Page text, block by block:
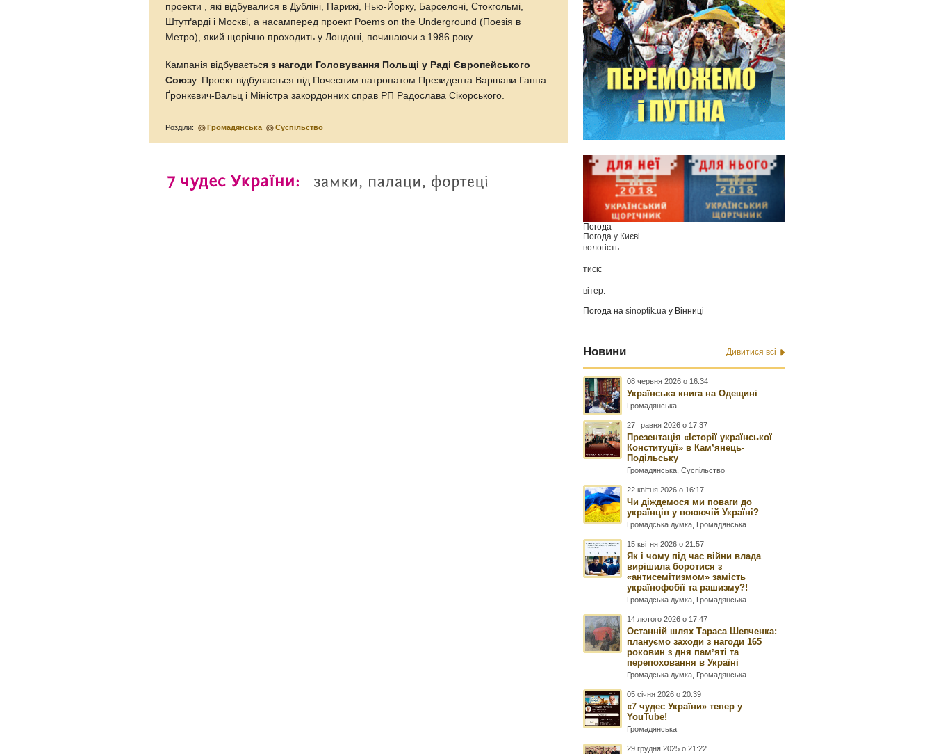
проекти , які відбувалися в Дубліні, Парижі, Нью-Йорку, Барселоні, Стокгольмі,
Штутґарді і Москві, а насамперед проект Poems on the Underground (Поезія в
Метро), який щорічно проходить у Лондоні, починаючи з 1986 року.
Кампанія відбувається з нагоди Головування Польщі у Раді Європейського
Союзу. Проект відбувається під Почесним патронатом Президента Варшави Ганна
Ґронкєвич-Вальц і Міністра закордонних справ РП Радослава Сікорського.
Розділи: Громадянська Суспільство
Погода
Погода у Києві
вологість:
тиск:
вітер:
Погода наsinoptik.ua у Вінниці
Новини Дивитися всі
08 червня 2026 о 16:34
Українська книга на Одещині
Громадянська
27 травня 2026 о 17:37
Презентація «Історії української
Конституції» в Камʼянець-
Подільську
Громадянська ,Суспільство
22 квітня 2026 о 16:17
Чи діждемося ми поваги до
українців у воюючій Україні?
Громадська думка Громадянська
15 квітня 2026 о 21:57
Як і чому під час війни влада
вирішила боротися з
«антисемітизмом» замість
українофобії та рашизму?!
Громадська думка Громадянська
14 лютого 2026 о 17:47
Останній шлях Тараса Шевченка:
плануємо заходи з нагоди 165
роковин з дня памʼяті та
перепоховання в Україні
Громадська думка Громадянська
05 січня 2026 о 20:39
«7 чудес України» тепер у
YouTube!
Громадянська
29 грудня 2025 о 21:22